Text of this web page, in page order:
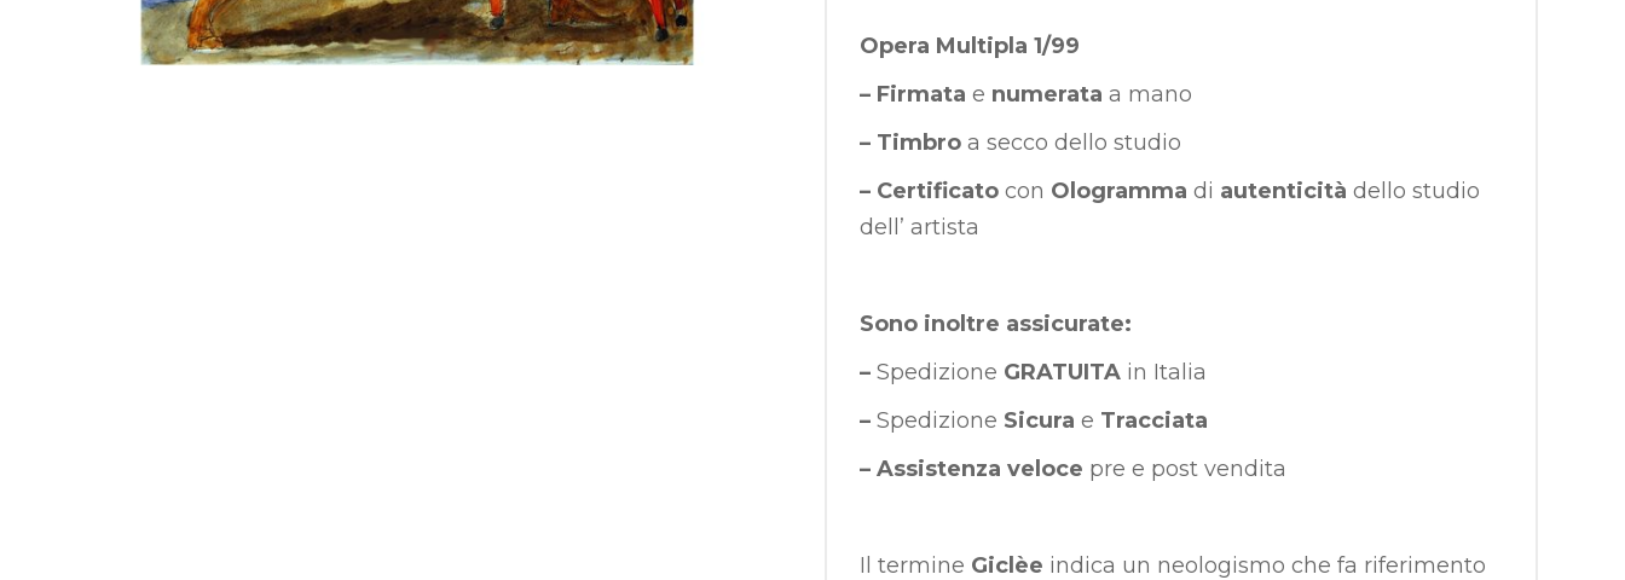
Opera Multipla 1/99
– Firmata e numerata a mano
– Timbro a secco dello studio
– Certificato con Ologramma di autenticità dello studio
dell’ artista
Sono inoltre assicurate:
– Spedizione GRATUITA in Italia
– Spedizione Sicura e Tracciata
– Assistenza veloce pre e post vendita
Il termine Giclèe indica un neologismo che fa riferimento